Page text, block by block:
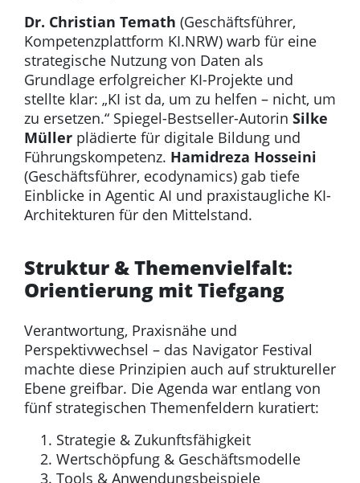
Dr. Christian Temath (Geschäftsführer,
Kompetenzplattform KI.NRW) warb für eine
strategische Nutzung von Daten als
Grundlage erfolgreicher KI-Projekte und
stellte klar: „KI ist da, um zu helfen – nicht, um
zu ersetzen.“ Spiegel-Bestseller-Autorin Silke
Müller plädierte für digitale Bildung und
Führungskompetenz. Hamidreza Hosseini
(Geschäftsführer, ecodynamics) gab tiefe
Einblicke in Agentic AI und praxistaugliche KI-
Architekturen für den Mittelstand.
Struktur & Themenvielfalt:
Orientierung mit Tiefgang
Verantwortung, Praxisnähe und
Perspektivwechsel – das Navigator Festival
machte diese Prinzipien auch auf struktureller
Ebene greifbar. Die Agenda war entlang von
fünf strategischen Themenfeldern kuratiert:
Strategie & Zukunftsfähigkeit
Wertschöpfung & Geschäftsmodelle
Tools & Anwendungsbeispiele